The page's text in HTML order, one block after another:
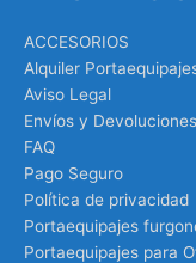
ACCESORIOS
Alquiler
Aviso Legal
Envíos y Devoluciones
FAQ
Pago Seguro
Política de privacidad
Portaequipajes
Portaequipajes para